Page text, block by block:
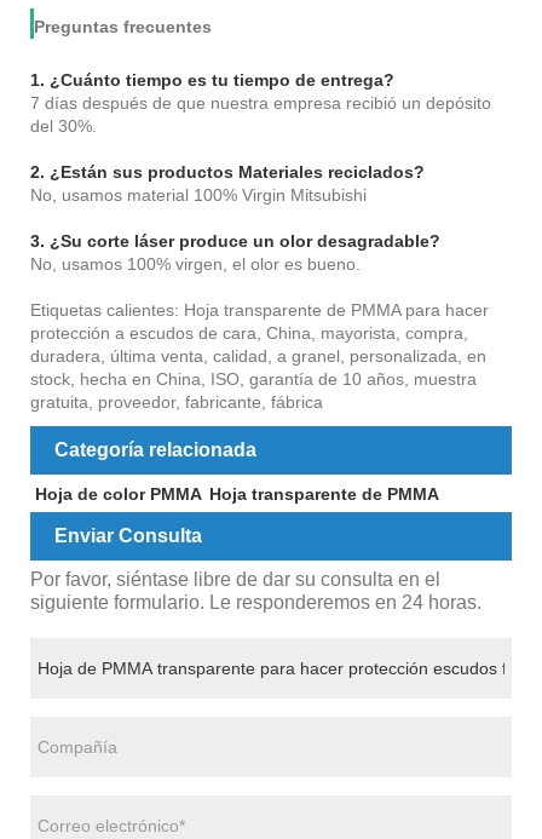
Preguntas frecuentes
1. ¿Cuánto tiempo es tu tiempo de entrega?
7 días después de que nuestra empresa recibió un depósito
del 30%.
2. ¿Están sus productos Materiales reciclados?
No, usamos material 100% Virgin Mitsubishi
3. ¿Su corte láser produce un olor desagradable?
No, usamos 100% virgen, el olor es bueno.
Etiquetas calientes: Hoja transparente de PMMA para hacer
protección a escudos de cara, China, mayorista, compra,
duradera, última venta, calidad, a granel, personalizada, en
stock, hecha en China, ISO, garantía de 10 años, muestra
gratuita, proveedor, fabricante, fábrica
Categoría relacionada
Hoja de color PMMA Hoja transparente de PMMA
Enviar Consulta
Por favor, siéntase libre de dar su consulta en el
siguiente formulario. Le responderemos en 24 horas.